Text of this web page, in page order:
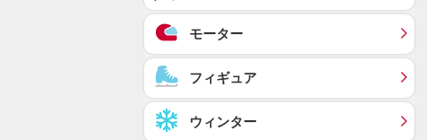
モーター
フィギュア
ウィンター